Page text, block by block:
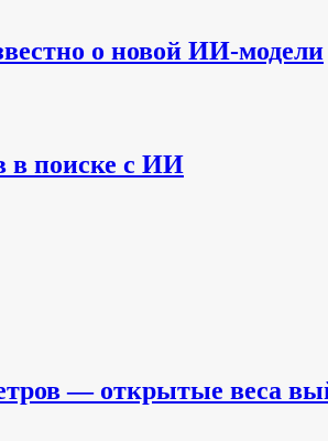
о новой ИИ-модели
в поиске с ИИ
— открытые веса